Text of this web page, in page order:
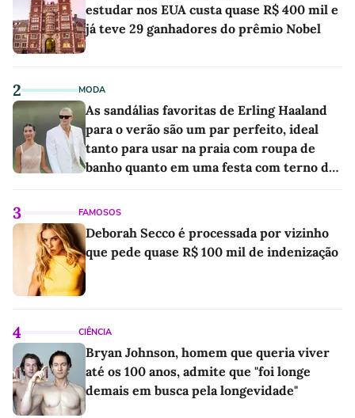
estudar nos EUA custa quase R$ 400 mil e
já teve 29 ganhadores do prêmio Nobel
2 MODA
As sandálias favoritas de Erling Haaland
para o verão são um par perfeito, ideal
tanto para usar na praia com roupa de
banho quanto em uma festa com terno de
3 FAMOSOS
Deborah Secco é processada por vizinho
que pede quase R$ 100 mil de indenização
4 CIÊNCIA
Bryan Johnson, homem que queria viver
até os 100 anos, admite que "foi longe
demais em busca pela longevidade"